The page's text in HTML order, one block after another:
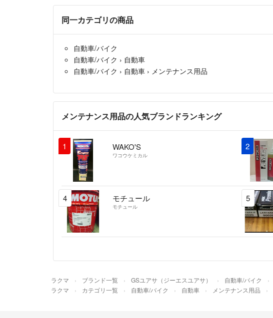
同一カテゴリの商品
自動車/バイク
自動車/バイク › 自動車
自動車/バイク › 自動車 › メンテナンス用品
メンテナンス用品の人気ブランドランキング
1 WAKO'S
ワコウケミカル
2
4 モチュール
モチュール
5
ラクマ ブランド一覧 GSユアサ（ジーエスユアサ） 自動車/バイク
ラクマ カテゴリ一覧 自動車/バイク 自動車 メンテナンス用品